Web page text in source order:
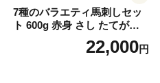
7種のバラエティ馬刺しセッ
ト 600g 赤身 さし たてがみ
コーネ 馬トロ7種のバラエテ
ィ馬刺しセット 600g《2027
22,000円